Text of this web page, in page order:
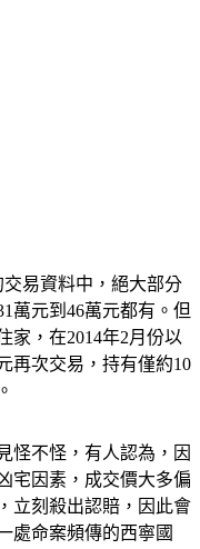
易資料中，絕大部分
萬元到46萬元都有。但
家，在2014年2月份以
再次交易，持有僅約10
怪不怪，有人認為，因
宅因素，成交價大多偏
立刻殺出認賠，因此會
處命案頻傳的西寧國